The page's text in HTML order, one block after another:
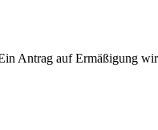
Antrag auf Ermäßigung